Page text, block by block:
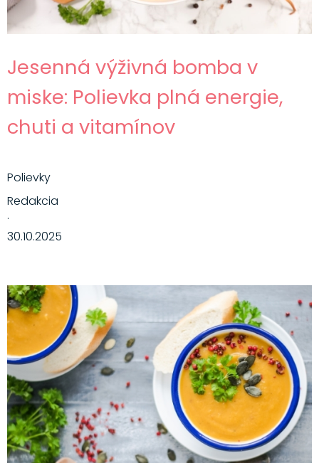
Jesenná výživná bomba v
miske: Polievka plná energie,
chuti a vitamínov
Polievky
Redakcia
·
30.10.2025